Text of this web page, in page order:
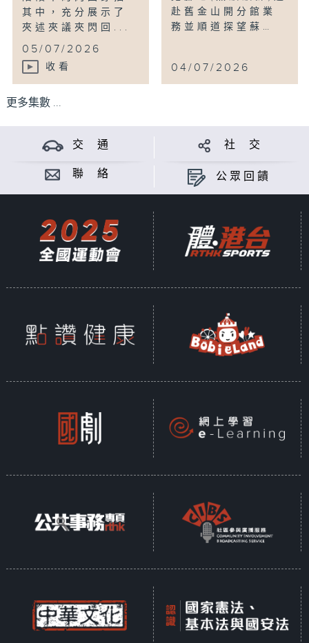
其中，充分展示了
夾述夾議夾閃回...
05/07/2026
收看
赴舊金山開分館業
務並順道探望蘇…
04/07/2026
更多集數 ...
交 通 社 交
聯 絡 公眾回饋